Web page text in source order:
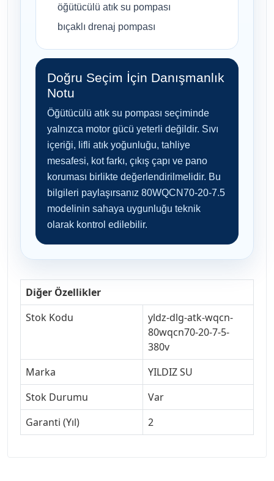
öğütücülü atık su pompası
bıçaklı drenaj pompası
Doğru Seçim İçin Danışmanlık
Notu
Öğütücülü atık su pompası seçiminde
yalnızca motor gücü yeterli değildir. Sıvı
içeriği, lifli atık yoğunluğu, tahliye
mesafesi, kot farkı, çıkış çapı ve pano
koruması birlikte değerlendirilmelidir. Bu
bilgileri paylaşırsanız 80WQCN70-20-7.5
modelinin sahaya uygunluğu teknik
olarak kontrol edilebilir.
Diğer Özellikler
Stok Kodu
yldz-dlg-atk-wqcn-
80wqcn70-20-7-5-
380v
Marka
YILDIZ SU
Stok Durumu
Var
Garanti (Yıl)
2